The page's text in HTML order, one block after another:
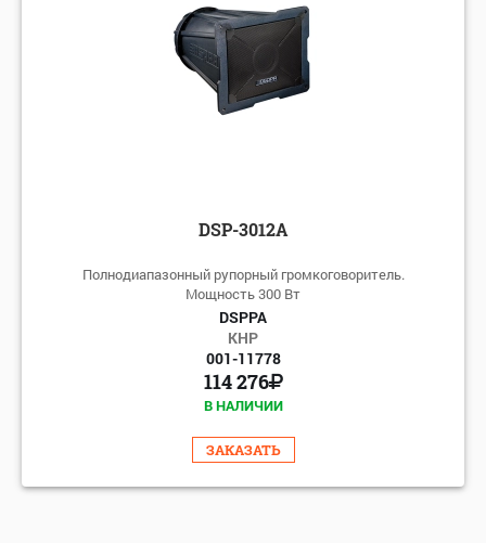
DSP-3012А
Полнодиапазонный рупорный громкоговоритель.
Мощность 300 Вт
DSPPA
КНР
001-11778
114 276
В НАЛИЧИИ
ЗАКАЗАТЬ